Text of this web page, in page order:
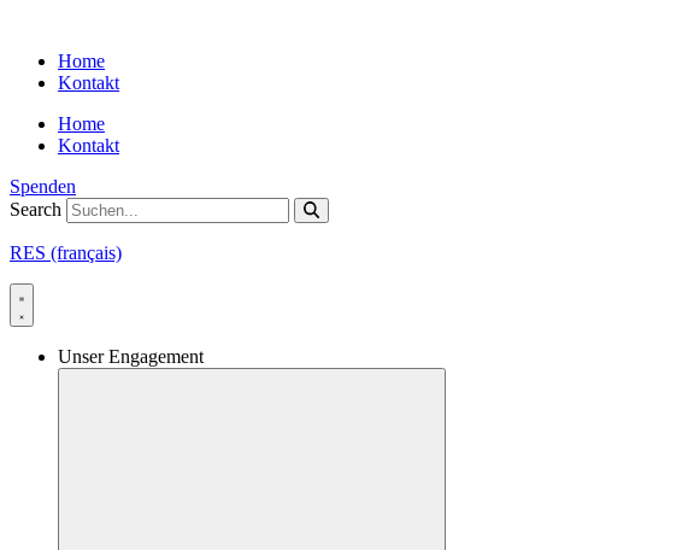
contentHome
Kontakt
Home
Kontakt
Spenden
Search
RES (français)
Unser Engagement